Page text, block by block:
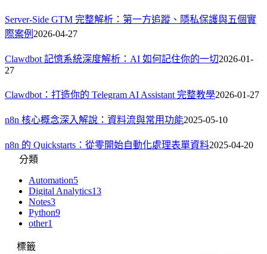
Server-Side GTM 完整解析：第一方追蹤、隱私保護與五個實
際案例 2026-04-27
Clawdbot 記憶系統深度解析：AI 如何記住你的一切2026-01-
27
Clawdbot：打造你的 Telegram AI Assistant 完整教學2026-01-27
n8n 核心概念深入解說：資料流與常用功能2025-05-10
n8n 的 Quickstarts：從零開始自動化處理表單資料2025-04-20
分類
Automation5
Digital Analytics13
Notes3
Python9
other1
標籤